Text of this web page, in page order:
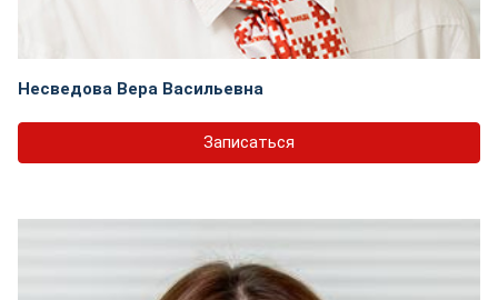
Несведова Вера Васильевна
Записаться